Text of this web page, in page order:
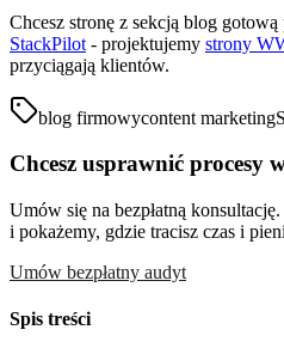
Chcesz stronę z sekcją blog gotową
StackPilot - projektujemy strony
przyciągają klientów.
blog firmowycontent marketing
Chcesz usprawnić procesy
Umów się na bezpłatną
i pokażemy, gdzie tracisz czas i
Umów bezpłatny audyt
Spis treści